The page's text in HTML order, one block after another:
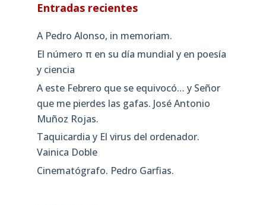
Entradas recientes
A Pedro Alonso, in memoriam.
El número π en su día mundial y en poesía
y ciencia
A este Febrero que se equivocó… y Señor
que me pierdes las gafas. José Antonio
Muñoz Rojas.
Taquicardia y El virus del ordenador.
Vainica Doble
Cinematógrafo. Pedro Garfias.